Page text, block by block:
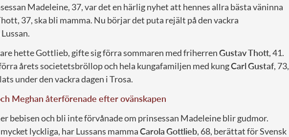
Madeleine, 37, var det en härlig nyhet att hennes allra bästa väninna
37, ska bli mamma. Nu börjar det puta rejält på den vackra
hette Gottlieb, gifte sig förra sommaren med friherrenGustavThott, 41.
årets societetsbröllop och hela kungafamiljen med kungCarlGustaf, 73,
under den vackra dagen i Trosa.
Meghan återförenade efter ovänskapen
bebisen och bli inte förvånade om prinsessan Madeleine blir gudmor.
lyckliga, har Lussans mammaCarolaGottlieb, 68, berättat för Svensk